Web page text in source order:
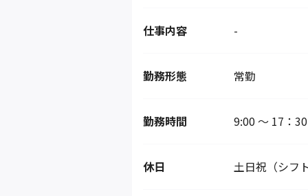
仕事内容 -
勤務形態 常勤
勤務時間 9:00 ～ 17：30
休日 土日祝（シフ